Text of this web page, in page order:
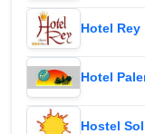
Hotel Rey
Hotel
Hostel Sol